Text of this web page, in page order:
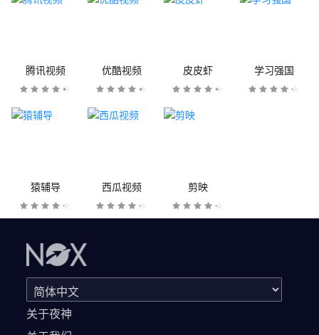
腾讯视频 优酷视频 皮皮虾 学习强国
猿辅导 西瓜视频 剪映
关于夜神